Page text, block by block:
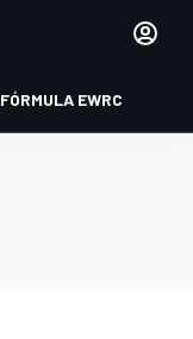
FÓRMULA EWRC